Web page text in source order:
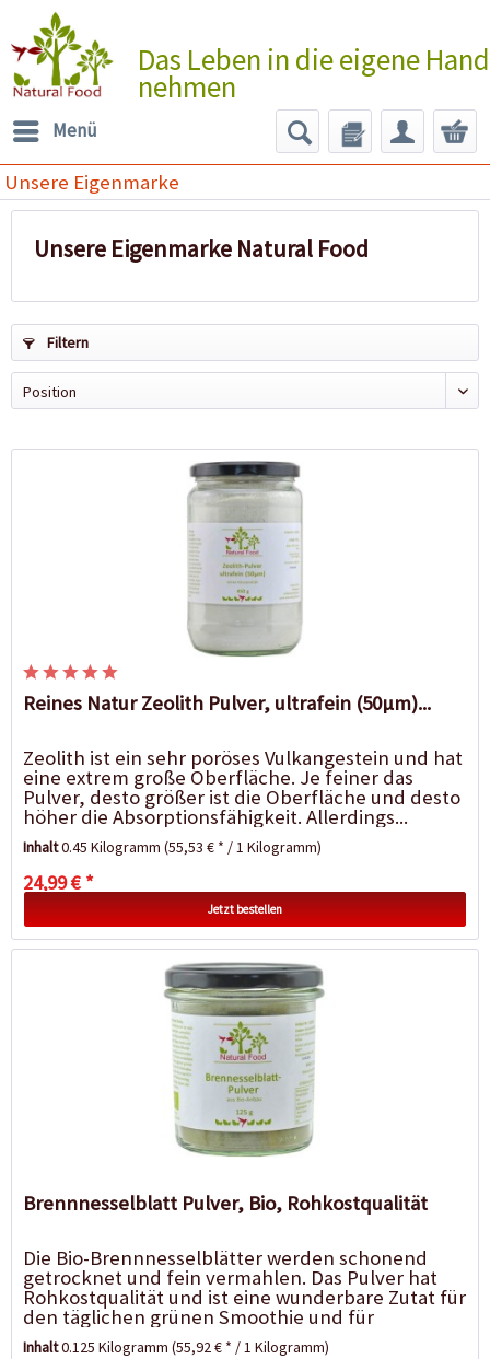
Das Leben in die eigene Hand
nehmen
Menü
Unsere Eigenmarke
Unsere Eigenmarke Natural Food
Filtern
Reines Natur Zeolith Pulver, ultrafein (50µm)...
Zeolith ist ein sehr poröses Vulkangestein und hat
eine extrem große Oberfläche. Je feiner das
Pulver, desto größer ist die Oberfläche und desto
höher die Absorptionsfähigkeit. Allerdings...
Inhalt0.45 Kilogramm(55,53 € * / 1 Kilogramm)
24,99 € *
Jetzt bestellen
Brennnesselblatt Pulver, Bio, Rohkostqualität
Die Bio-Brennnesselblätter werden schonend
getrocknet und fein vermahlen. Das Pulver hat
Rohkostqualität und ist eine wunderbare Zutat für
den täglichen grünen Smoothie und für
Obstshakes....
Inhalt0.125 Kilogramm(55,92 € * / 1 Kilogramm)